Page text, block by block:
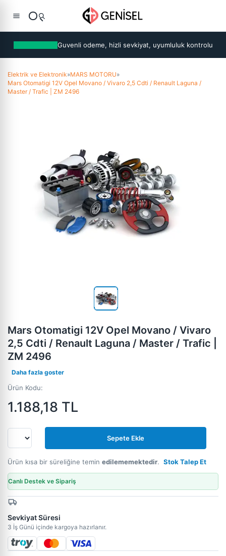
Guvenli odeme, hizli sevkiyat, uyumluluk kontrolu
Elektrik ve Elektronik»MARS MOTORU»
Mars Otomatigi 12V Opel Movano / Vivaro 2,5 Cdti / Renault Laguna /
Master / Trafic | ZM 2496
Mars Otomatigi 12V Opel Movano / Vivaro
2,5 Cdti / Renault Laguna / Master / Trafic |
ZM 2496
Daha fazla goster
Ürün Kodu:
1.188,18 TL
Sepete Ekle
Ürün kısa bir süreliğine temin edilememektedir. Stok Talep Et
Canlı Destek ve Sipariş
Sevkiyat Süresi
3 İş Günü içinde kargoya hazırlanır.